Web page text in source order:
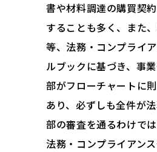
書や材料調達の購買契
することも多く、また
等、法務・コンプライ
ルブックに基づき、事
部がフローチャートに
あり、必ずしも全件が
部の審査を通るわけでは
法務・コンプライアン